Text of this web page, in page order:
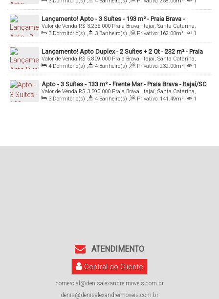
Sala(s) , 3 Suíte(s) , Total: 325.00m² , 3 Vaga(s) ,
Útil:
258
Lançamento! Apto - 3 Suítes - 193 m² - Praia Brava -
Itajaí/SC
R$ 3.235.000
Valor de Venda
Praia Brava, Itajaí, Santa Catarina,
Brasil
3 Dormitório(s) , 3 Banheiro(s) , Privativo: 162.00m² ,
1
Sala(s) , 3 Suíte(s) , 2 Vaga(s)
Lançamento! Apto Duplex - 2 Suítes + 2 Qt - 232 m² - Praia
Brava - Itajaí/SC
R$ 5.809.000
Valor de Venda
Praia Brava, Itajaí, Santa Catarina,
Brasil
4 Dormitório(s) , 4 Banheiro(s) , Privativo: 232.00m² ,
1
Sala(s) , 2 Suíte(s) , 4 Vaga(s) , Útil: 232.00m²
Apto - 3 Suítes - 133 m² - Frente Mar - Praia Brava - Itajaí/SC
R$ 3.590.000
Valor de Venda
Praia Brava, Itajaí, Santa Catarina,
Brasil
3 Dormitório(s) , 4 Banheiro(s) , Privativo: 141 .49m² ,
1
ATENDIMENTO
Central do Cliente
comercial@denisalexandreimoveis.com.br
denis@denisalexandreimoveis.com.br